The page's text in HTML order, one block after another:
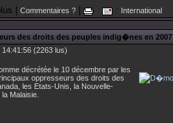
| Commentaires ? : International
des droits des peuples indig�nes en 2007
(2263 lus)
décrétée le 10 décembre par les
oppresseurs des droits des
les Etats-Unis, la Nouvelle-
Malaisie.